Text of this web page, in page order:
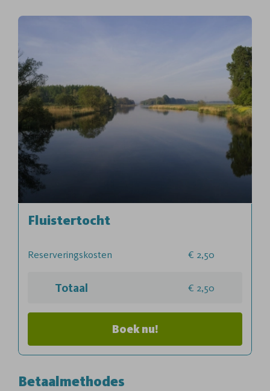
Fluistertocht
Reserveringskosten 2,50
Totaal 2,50
Boek nu!
Betaalmethodes